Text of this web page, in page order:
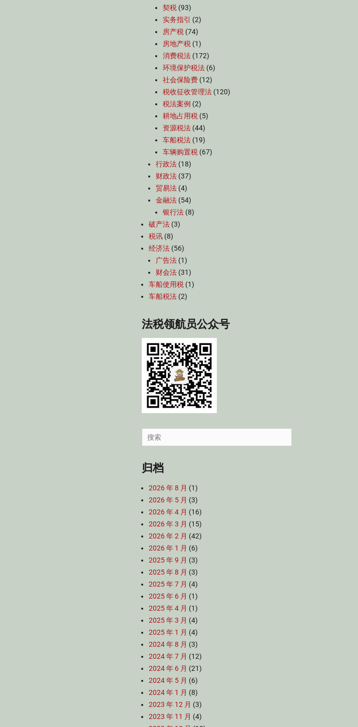
契税 (93)
实务指引
(2)
房产税 (74)
房地产税 (1)
消费税法 (172)
环境保护税法 (6)
社会保险费 (12)
税收征收管理法 (120)
税法案例 (2)
耕地占用税 (5)
资源税法 (44)
车船税法 (19)
车辆购置税 (67)
行政法 (18)
财政法 (37)
贸易法 (4)
金融法 (54)
银行法 (8)
破产法 (3)
税讯 (8)
经济法 (56)
广告法 (1)
财会法 (31)
车船使用税 (1)
车船税法 (2)
法税领航员公众号
Search
for:
归档
2026 年 8 月 (1)
2026 年 5 月 (3)
2026 年 4 月 (16)
2026 年 3 月 (15)
2026 年 2 月 (42)
2026 年 1 月 (6)
2025 年 9 月 (3)
2025 年 8 月 (3)
2025 年 7 月 (4)
2025 年 6 月 (1)
2025 年 4 月 (1)
2025 年 3 月 (4)
2025 年 1 月 (4)
2024 年 8 月 (3)
2024 年 7 月 (12)
2024 年 6 月 (21)
2024 年 5 月 (6)
2024 年 1 月 (8)
2023 年 12 月 (3)
2023 年 11 月 (4)